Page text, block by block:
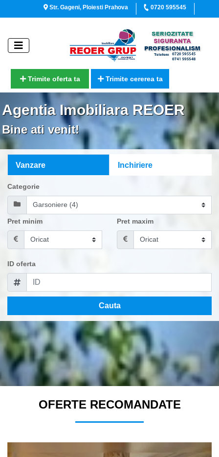
Str. Gageni, Ploiesti Prahova 0720 595545
Trimite oferta ta Trimite cererea ta
Agentia Imobiliara REOER
Bine ati venit!
Vanzare Inchiriere
Categorie
Pret minim Pret maxim
ID oferta
Cauta
OFERTE RECOMANDATE